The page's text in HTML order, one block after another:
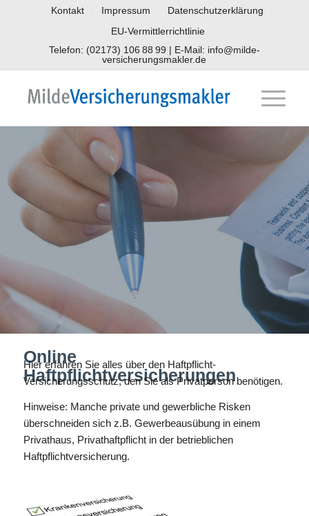
Kontakt Impressum
Datenschutzerklärung
EU-Vermittlerrichtlinie
Telefon: (02173) 106 88 99 | E-Mail: info@milde-
versicherungsmakler.de
Online
Haftpflichtversicherungen
Hier erfahren Sie alles über den Haftpflicht-
Versicherungsschutz, den Sie als Privatperson benötigen.
Hinweise: Manche private und gewerbliche Risken
überschneiden sich z.B. Gewerbeausübung in einem
Privathaus, Privathaftpflicht in der betrieblichen
Haftpflichtversicherung.